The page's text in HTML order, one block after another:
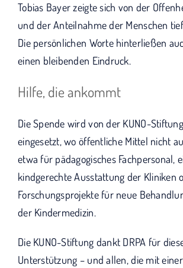
Tobias Bayer zeigte sich von der
und der Anteilnahme der Menschen
Die persönlichen Worte hinterließen
einen bleibenden Eindruck.
Hilfe, die ankommt
Die Spende wird von der KUNO-
eingesetzt, wo öffentliche Mittel nicht
etwa für pädagogisches Fachpersonal,
kindgerechte Ausstattung der Kliniken
Forschungsprojekte für neue
der Kindermedizin.
Die KUNO-Stiftung dankt DRPA für
Unterstützung – und allen, die mit